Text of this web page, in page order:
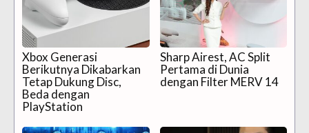
Xbox Generasi
Berikutnya Dikabarkan
Tetap Dukung Disc,
Beda dengan
PlayStation
Sharp Airest, AC Split
Pertama di Dunia
dengan Filter MERV 14